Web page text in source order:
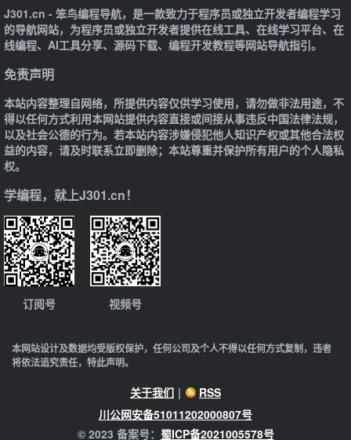
J301.cn - 笨鸟编程导航，是一款致力于程序员或独立开发者编程学习
的导航网站，为程序员或独立开发者提供在线工具、在线学习平台、在
线编程、AI工具分享、源码下载、编程开发教程等网站导航指引。
免责声明
本站内容整理自网络，所提供内容仅供学习使用，请勿做非法用途，不
得以任何方式利用本网站提供内容直接或间接从事违反中国法律法规，
以及社会公德的行为。若本站内容涉嫌侵犯他人知识产权或其他合法权
益的内容，请及时联系立即删除；本站尊重并保护所有用户的个人隐私
权。
学编程，就上J301.cn！
订阅号 视频号
本网站设计及数据均受版权保护，任何公司及个人不得以任何方式复制，违者
将依法追究责任，特此声明。
© 2023 备案号： 蜀ICP备2021005578号
川公网安备51011202000807号
关于我们 | RSS